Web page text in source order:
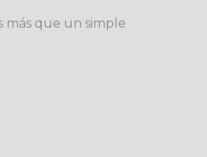
más que un simple